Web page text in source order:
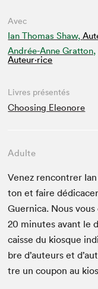
Avec
Ian Thomas Shaw,
Andrée-Anne Gratton,
Auteur·rice
Livres présentés
Choosing Eleonore
Adulte
Venez ren­con­tr­er
ton et faire
Guer­ni­ca. Nous
20 min­utes avant le
caisse du kiosque
bre d’auteurs et
tre un coupon au